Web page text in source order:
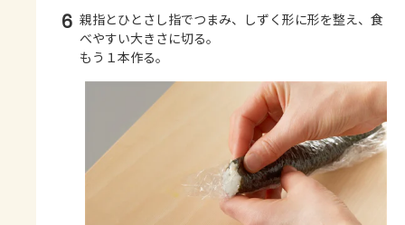
6 親指とひとさし指でつまみ、しずく形に形を整え、食
べやすい大きさに切る。
もう１本作る。